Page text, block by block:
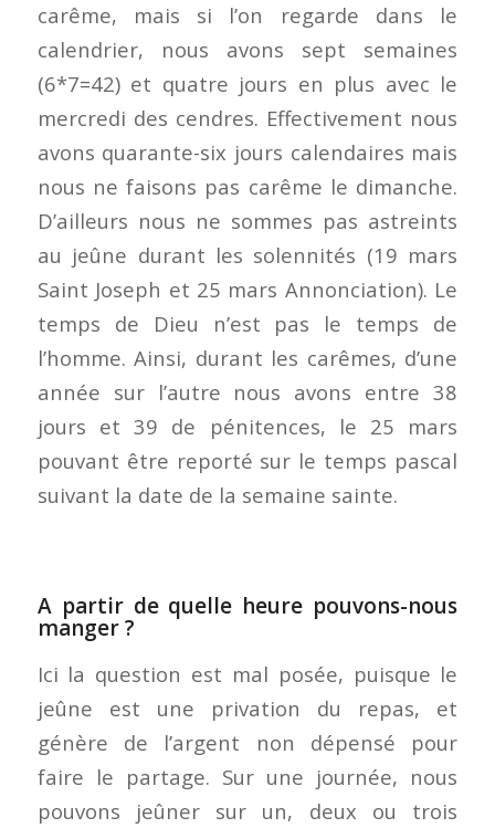
carême, mais si l’on regarde dans le
calendrier, nous avons sept semaines
(6*7=42) et quatre jours en plus avec le
mercredi des cendres. Effectivement nous
avons quarante-six jours calendaires mais
nous ne faisons pas carême le dimanche.
D’ailleurs nous ne sommes pas astreints
au jeûne durant les solennités (19 mars
Saint Joseph et 25 mars Annonciation). Le
temps de Dieu n’est pas le temps de
l’homme. Ainsi, durant les carêmes, d’une
année sur l’autre nous avons entre 38
jours et 39 de pénitences, le 25 mars
pouvant être reporté sur le temps pascal
suivant la date de la semaine sainte.
A partir de quelle heure pouvons-nous
manger ?
Ici la question est mal posée, puisque le
jeûne est une privation du repas, et
génère de l’argent non dépensé pour
faire le partage. Sur une journée, nous
pouvons jeûner sur un, deux ou trois